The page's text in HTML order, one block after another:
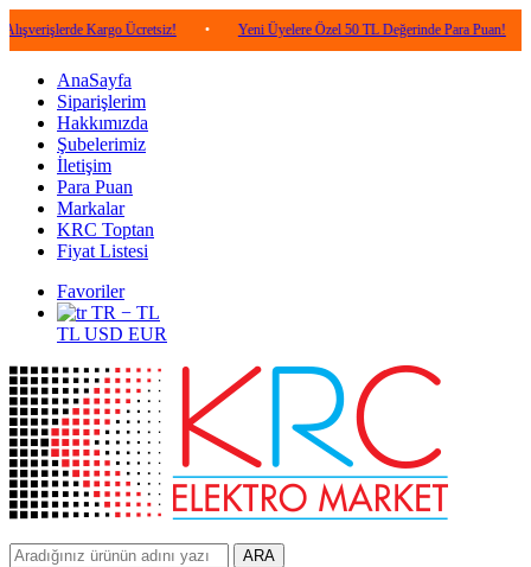
Kargo Ücretsiz! • Yeni Üyelere Özel 50 TL Değerinde Para Puan! •
AnaSayfa
Siparişlerim
Hakkımızda
Şubelerimiz
İletişim
Para Puan
Markalar
KRC Toptan
Fiyat Listesi
Favoriler
TR − TL
TL USD EUR
ARA